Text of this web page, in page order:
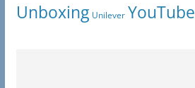
Unboxing Unilever YouTube